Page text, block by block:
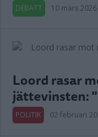
DEBATT 10 mars
Loord rasar
jättevinsten:
POLITIK 02 februari